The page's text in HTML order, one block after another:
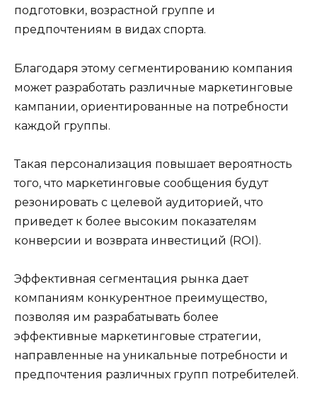
подготовки, возрастной группе и
предпочтениям в видах спорта.
Благодаря этому сегментированию компания
может разработать различные маркетинговые
кампании, ориентированные на потребности
каждой группы.
Такая персонализация повышает вероятность
того, что маркетинговые сообщения будут
резонировать с целевой аудиторией, что
приведет к более высоким показателям
конверсии и возврата инвестиций (ROI).
Эффективная сегментация рынка дает
компаниям конкурентное преимущество,
позволяя им разрабатывать более
эффективные маркетинговые стратегии,
направленные на уникальные потребности и
предпочтения различных групп потребителей.